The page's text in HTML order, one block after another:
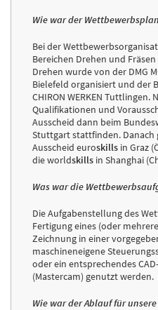
Wie war der
Bei der
Bereichen Drehen und
Drehen wurde von der DMG
Bielefeld organisiert und der
CHIRON WERKEN
Qualifikationen und
Ausscheid dann beim
Stuttgart stattfinden. Danach
Ausscheid euroskills in Graz
die worldskills in Shanghai
Was war die
Die Aufgabenstellung des
Fertigung eines (oder
Zeichnung in einer
maschineneigene
oder ein entsprechendes
(Mastercam) genutzt werden.
Wie war der Ablauf für